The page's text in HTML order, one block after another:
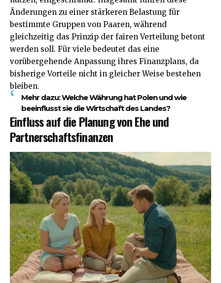
Änderungen zu einer stärkeren Belastung für
bestimmte Gruppen von Paaren, während
gleichzeitig das Prinzip der fairen Verteilung betont
werden soll. Für viele bedeutet das eine
vorübergehende Anpassung ihres Finanzplans, da
bisherige Vorteile nicht in gleicher Weise bestehen
bleiben.
Mehr dazu:Welche Währung hat Polen und wie
beeinflusst sie die Wirtschaft des Landes?
Einfluss auf die Planung von Ehe und
Partnerschaftsfinanzen